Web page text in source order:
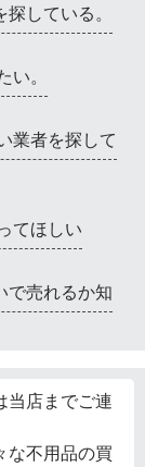
している。
。
業者を探して
てほしい
で売れるか知
当店までご連
な不用品の買